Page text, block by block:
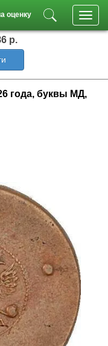
оценку
р.
года, буквы МД,